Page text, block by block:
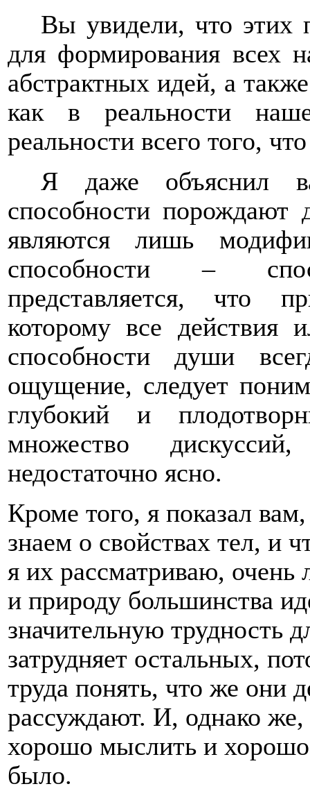
Вы увидели, что этих
для формирования
абстрактных идей, а
как в реальности
реальности всего того,
Я даже объяснил
способности порождают
являются лишь
способности –
представляется, что
которому все действия
способности души
ощущение, следует
глубокий и
множество
недостаточно ясно.
Кроме того, я показал
знаем о свойствах тел, и
я их рассматриваю, очень
и природу большинства
значительную трудность
затрудняет остальных,
труда понять, что же они
рассуждают. И, однако
хорошо мыслить и
было.